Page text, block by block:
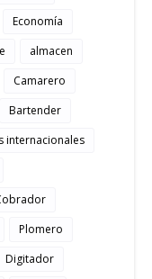
Economía
almacen
Camarero
Bartender
internacionales
Plomero
Digitador